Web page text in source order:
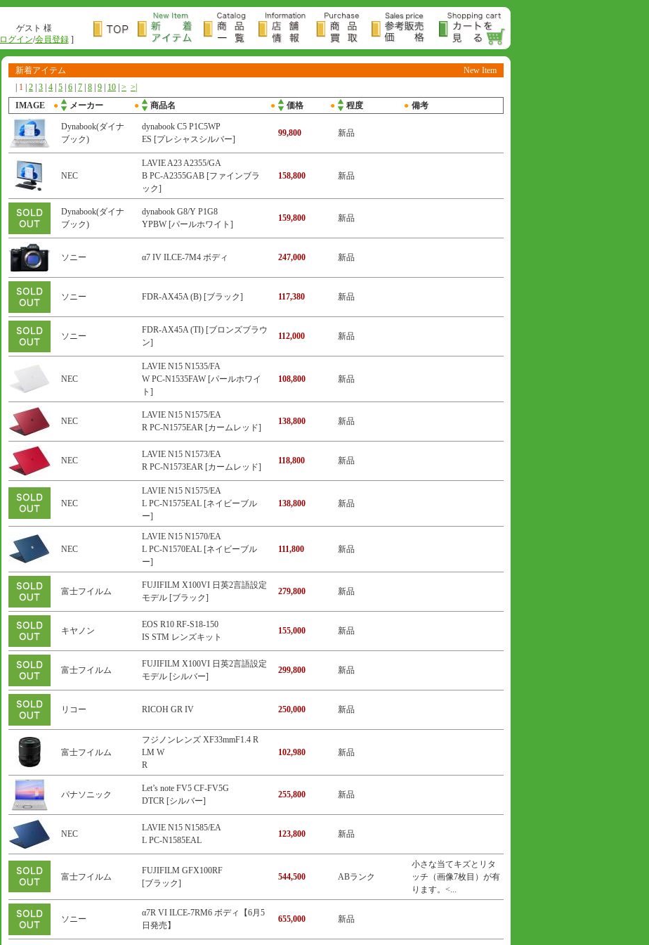
ゲスト 様
ログイン/会員登録]
New Item
新着アイテム
1 2 3 4 5 6 7 8 9 10 > >|
IMAGE
● メーカー ● 商品名 ● 価格 ● 程度 ● 備考
Dynabook(ダイナ
ブック)
dynabook C5 P1C5WP
ES [プレシャスシルバー]
99,800 新品
NEC
LAVIE A23 A2355/GA
B PC-A2355GAB [ファインブラ
ック]
158,800 新品
Dynabook(ダイナ
ブック)
dynabook G8/Y P1G8
YPBW [パールホワイト]
159,800 新品
ソニー α7 IV ILCE-7M4 ボディ 247,000 新品
ソニー FDR-AX45A (B) [ブラック] 117,380 新品
ソニー
FDR-AX45A (TI) [ブロンズブラウ
ン]
112,000 新品
NEC
LAVIE N15 N1535/FA
W PC-N1535FAW [パールホワイ
ト]
108,800 新品
NEC
LAVIE N15 N1575/EA
R PC-N1575EAR [カームレッド]
138,800 新品
NEC
LAVIE N15 N1573/EA
R PC-N1573EAR [カームレッド]
118,800 新品
NEC
LAVIE N15 N1575/EA
L PC-N1575EAL [ネイビーブル
ー]
138,800 新品
NEC
LAVIE N15 N1570/EA
L PC-N1570EAL [ネイビーブル
ー]
111,800 新品
富士フイルム
FUJIFILM X100VI 日英2言語設定
モデル [ブラック]
279,800 新品
キヤノン
EOS R10 RF-S18-150
IS STM レンズキット
155,000 新品
富士フイルム
FUJIFILM X100VI 日英2言語設定
モデル [シルバー]
299,800 新品
リコー RICOH GR IV 250,000 新品
富士フイルム
フジノンレンズ XF33mmF1.4 R
LM W
R
102,980 新品
パナソニック
Let’s note FV5 CF-FV5G
DTCR [シルバー]
255,800 新品
NEC
LAVIE N15 N1585/EA
L PC-N1585EAL
123,800 新品
富士フイルム
FUJIFILM GFX100RF
[ブラック]
544,500 ABランク
小さな当てキズとリタ
ッチ（画像7枚目）が有
ります。<...
ソニー
α7R VI ILCE-7RM6 ボディ【6月5
日発売】
655,000 新品